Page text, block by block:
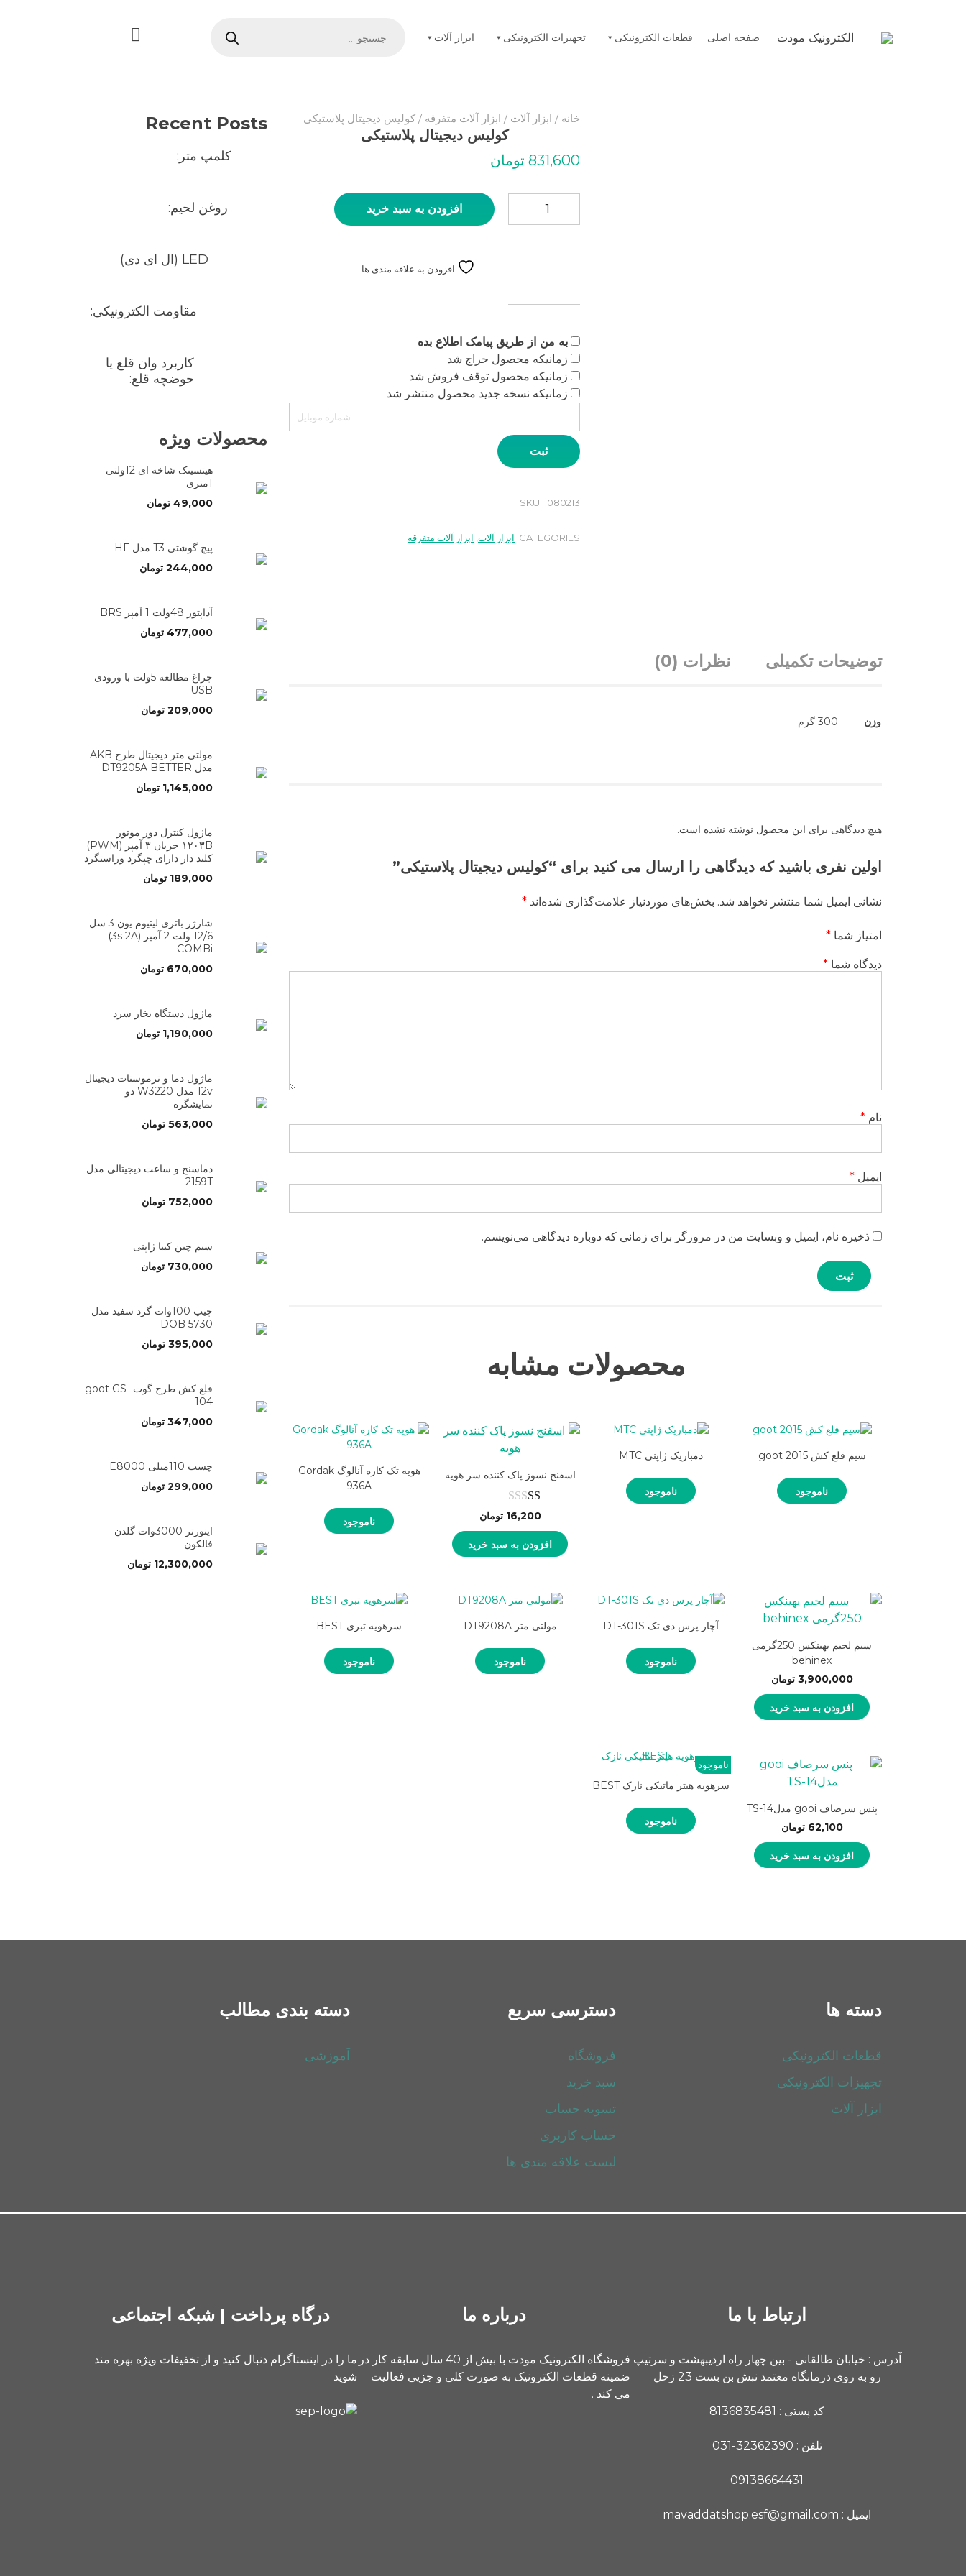
الکترونیک مودت صفحه اصلی قطعات الکترونیکی تجهیزات الکترونیکی ابزار آلات
خانه / ابزار آلات / ابزار آلات متفرقه / کولیس دیجیتال پلاستیکی
کولیس دیجیتال پلاستیکی
831,600 تومان
کولیس دیجیتال پلاستیکی عدد
افزودن به سبد خرید
افزودن به علاقه مندی ها
به من از طریق پیامک اطلاع بده
زمانیکه محصول حراج شد
زمانیکه محصول توقف فروش شد
زمانیکه نسخه جدید محصول منتشر شد
ثبت
SKU: 1080213
CATEGORIES: ابزار آلات ابزار آلات متفرقه
توضیحات تکمیلی نظرات (0)
وزن 300 گرم
هیچ دیدگاهی برای این محصول نوشته نشده است.
اولین نفری باشید که دیدگاهی را ارسال می کنید برای “کولیس دیجیتال پلاستیکی”
نشانی ایمیل شما منتشر نخواهد شد. بخش‌های موردنیاز علامت‌گذاری شده‌اند *
امتیاز شما *
دیدگاه شما *
نام *
ایمیل *
ذخیره نام، ایمیل و وبسایت من در مرورگر برای زمانی که دوباره دیدگاهی می‌نویسم.
محصولات مشابه
سیم قلع کش goot 2015
ناموجود
دمباریک ژاپنی MTC
ناموجود
اسفنج نسوز پاک کننده سر هویه
نمره
1.00
از
16,200 تومان
افزودن به سبد خرید
هویه تک کاره آنالوگ Gordak
936A
ناموجود
سیم لحیم بهینکس 250گرمی
behinex
3,900,000 تومان
افزودن به سبد خرید
آچار پرس دی تک DT-301S
ناموجود
مولتی متر DT9208A
ناموجود
سرهویه تبری BEST
ناموجود
پنس سرصاف gooi مدلTS-14
62,100 تومان
افزودن به سبد خرید
ناموجود
سرهویه هیتر ماتیکی نازک BEST
ناموجود
Recent Posts
کلمپ متر:
روغن لحیم:
LED (ال ای دی)
مقاومت الکترونیکی:
کاربرد وان قلع یا
حوضچه قلع:
محصولات ویژه
هیتسینک شاخه ای 12ولتی
1متری
49,000 تومان
پیچ گوشتی T3 مدل HF
244,000 تومان
آداپتور 48ولت 1 آمپر BRS
477,000 تومان
چراغ مطالعه 5ولت با ورودی
USB
209,000 تومان
مولتی متر دیجیتال طرح AKB
مدل DT9205A BETTER
1,145,000 تومان
ماژول کنترل دور موتور
۱۲۰۳B جریان ۳ آمپر (PWM)
کلید دار دارای چپگرد وراستگرد
189,000 تومان
شارژر باتری لیتیوم یون 3 سل
12/6 ولت 2 آمپر (3s 2A)
COMBi
670,000 تومان
ماژول دستگاه بخار سرد
1,190,000 تومان
ماژول دما و ترموستات دیجیتال
12v مدل W3220 دو
نمایشگره
563,000 تومان
دماسنج و ساعت دیجیتالی مدل
2159T
752,000 تومان
سیم چین کیبا ژاپنی
730,000 تومان
چیپ 100وات گرد سفید مدل
5730 DOB
395,000 تومان
قلع کش طرح گوت goot GS-
104
347,000 تومان
چسب 110میلی E8000
299,000 تومان
اینورتر 3000وات گلدن
فالکون
12,300,000 تومان
دسته ها
قطعات الکترونیکی
تجهیزات الکترونیکی
ابزار آلات
دسترسی سریع
فروشگاه
سبد خرید
تسویه حساب
حساب کاربری
لیست علاقه مندی ها
دسته بندی مطالب
آموزشی
ارتباط با ما
آدرس : خیابان طالقانی - بین چهار راه اردیبهشت و سرتیپ
رو به روی درمانگاه معتمد نبش بن بست 23 زحل
کد پستی : 8136835481
تلفن : 32362390-031
09138664431
ایمیل : mavaddatshop.esf@gmail.com
درباره ما
فروشگاه الکترونیک مودت با بیش از 40 سال سابقه کار در
ضمینه قطعات الکترونیک به صورت کلی و جزیی فعالیت
می کند .
درگاه پرداخت | شبکه اجتماعی
ما را در اینستاگرام دنبال کنید و از تخفیفات ویژه بهره مند
شوید